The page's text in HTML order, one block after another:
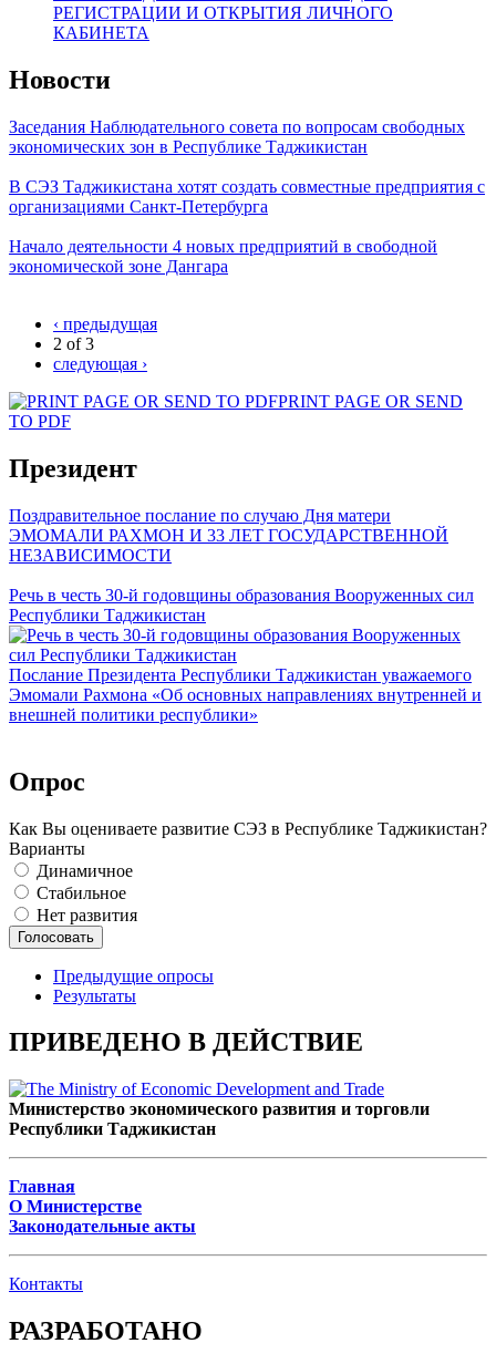
РЕГИСТРАЦИИ И ОТКРЫТИЯ ЛИЧНОГО
КАБИНЕТА
Новости
Заседания Наблюдательного совета по вопросам свободных
экономических зон в Республике Таджикистан
В СЭЗ Таджикистана хотят создать совместные предприятия с
организациями Санкт-Петербурга
Начало деятельности 4 новых предприятий в свободной
экономической зоне Дангара
‹ предыдущая
2 of 3
следующая ›
PRINT PAGE OR SEND
TO PDF
Президент
Поздравительное послание по случаю Дня матери
ЭМОМАЛИ РАХМОН И 33 ЛЕТ ГОСУДАРСТВЕННОЙ
НЕЗАВИСИМОСТИ
Речь в честь 30-й годовщины образования Вооруженных сил
Республики Таджикистан
Послание Президента Республики Таджикистан уважаемого
Эмомали Рахмона «Об основных направлениях внутренней и
внешней политики республики»
Опрос
Как Вы оцениваете развитие СЭЗ в Республике Таджикистан?
Варианты
Динамичное
Стабильное
Нет развития
Предыдущие опросы
Результаты
ПРИВЕДЕНО В ДЕЙСТВИЕ
Министерство экономического развития и торговли
Республики Таджикистан
Главная
О Министерстве
Законодательные акты
Контакты
РАЗРАБОТАНО